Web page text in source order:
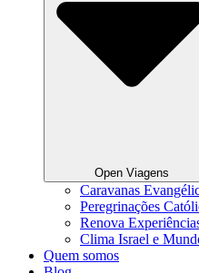
Open Viagens
Caravanas
Peregrinações
Renova
Clima Israel e
Quem somos